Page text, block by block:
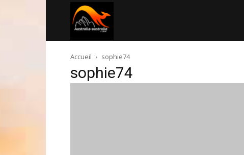
australie.com
Accueil sophie74
sophie74